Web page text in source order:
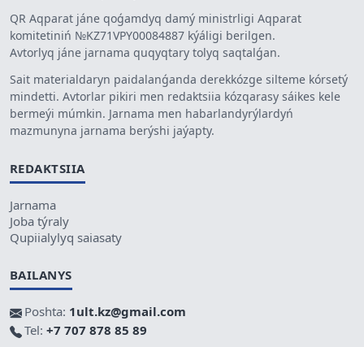
QR Aqparat jáne qoǵamdyq damý ministrligi Aqparat
komitetiniń №KZ71VPY00084887 kýáligi berilgen.
Avtorlyq jáne jarnama quqyqtary tolyq saqtalǵan.
Sait materialdaryn paidalanǵanda derekkózge silteme kórsetý
mindetti. Avtorlar pikiri men redaktsiia kózqarasy sáikes kele
bermeýi múmkin. Jarnama men habarlandyrýlardyń
mazmunyna jarnama berýshi jaýapty.
REDAKTSIIA
Jarnama
Joba týraly
Qupiialylyq saiasaty
BAILANYS
Poshta: 1ult.kz@gmail.com
Tel: +7 707 878 85 89